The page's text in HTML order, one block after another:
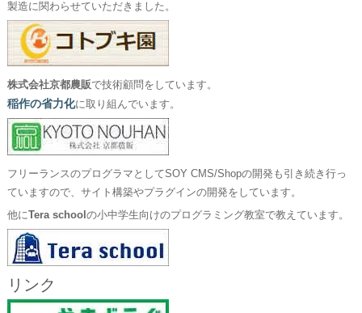
製造に関わらせていただきました。
株式会社京都農販で技術顧問をしています。
稲作の省力化に取り組んでいます。
フリーランスのプログラマとしてSOY CMS/Shopの開発も引き続き行っ
ていますので、サイト構築やプラグインの開発をしています。
他にTera school の小中学生向けのプログラミング教室で教えています。
リンク